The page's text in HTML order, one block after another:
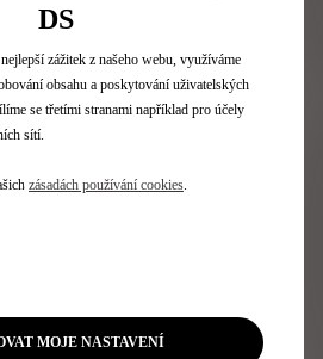
IRIS SYSTEM
DS
zážitek z našeho webu, využíváme
obsahu a poskytování uživatelských
se třetími stranami například pro účely
sítí.
zásadách používání cookies
MOJE NASTAVENÍ